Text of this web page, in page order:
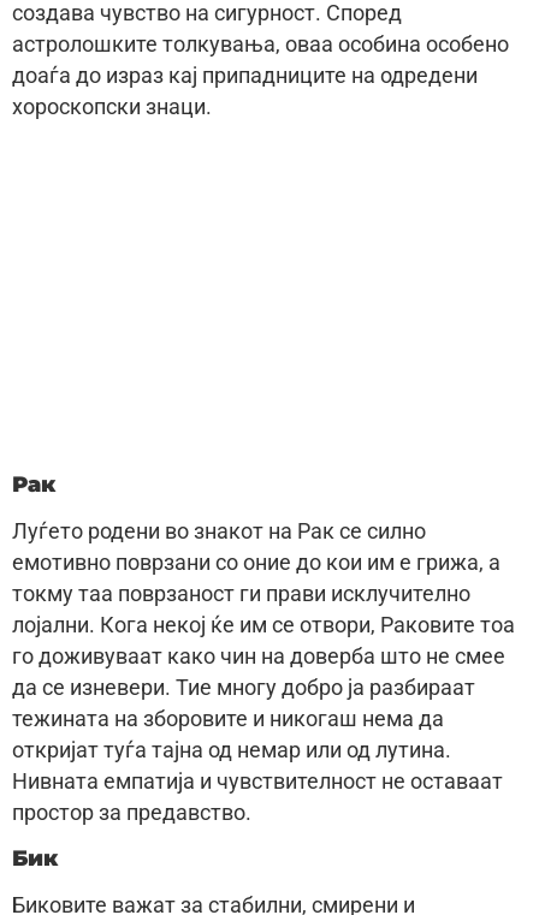
создава чувство на сигурност. Според
астролошките толкувања, оваа особина особено
доаѓа до израз кај припадниците на одредени
хороскопски знаци.
Рак
Луѓето родени во знакот на Рак се силно
емотивно поврзани со оние до кои им е грижа, а
токму таа поврзаност ги прави исклучително
лојални. Кога некој ќе им се отвори, Раковите тоа
го доживуваат како чин на доверба што не смее
да се изневери. Тие многу добро ја разбираат
тежината на зборовите и никогаш нема да
откријат туѓа тајна од немар или од лутина.
Нивната емпатија и чувствителност не оставаат
простор за предавство.
Бик
Биковите важат за стабилни, смирени и